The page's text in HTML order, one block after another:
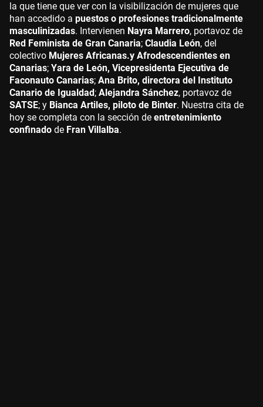
la que tiene que ver con la visibilización de mujeres que
han accedido a puestos o profesiones tradicionalmente
masculinizadas. Intervienen Nayra Marrero, portavoz de
Red Feminista de Gran Canaria; Claudia León, del
colectivo Mujeres Africanas.y Afrodescendientes en
Canarias; Yara de León, Vicepresidenta Ejecutiva de
Faconauto Canarias; Ana Brito, directora del Instituto
Canario de Igualdad; Alejandra Sánchez, portavoz de
SATSE; y Bianca Artiles, piloto de Binter. Nuestra cita de
hoy se completa con la sección de entretenimiento
confinado de Fran Villalba.